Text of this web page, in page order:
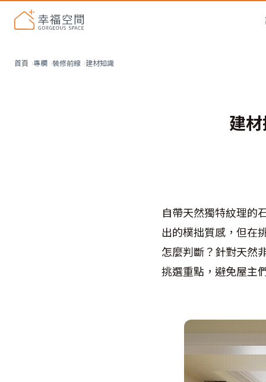
首頁 專欄 裝修前線 建材知識
建
自帶天然獨特紋理的
出的樸拙質感，但在
怎麼判斷？針對天然
挑選重點，避免屋主